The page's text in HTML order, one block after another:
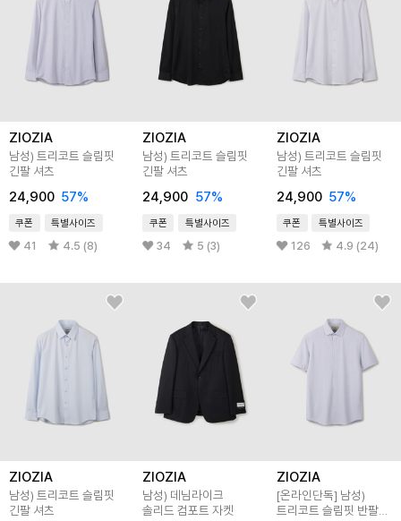
ZIOZIA
남성) 트리코트 슬림핏
긴팔 셔츠
24,900 57%
쿠폰 특별사이즈
41 4.5 (8)
ZIOZIA
남성) 트리코트 슬림핏
긴팔 셔츠
24,900 57%
쿠폰 특별사이즈
34 5 (3)
ZIOZIA
남성) 트리코트 슬림핏
긴팔 셔츠
24,900 57%
쿠폰 특별사이즈
126 4.9 (24)
ZIOZIA
남성) 트리코트 슬림핏
긴팔 셔츠
ZIOZIA
남성) 데님라이크
솔리드 컴포트 자켓
ZIOZIA
[온라인단독] 남성)
트리코트 슬림핏 반팔